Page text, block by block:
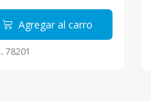
Agregar al carro
78201